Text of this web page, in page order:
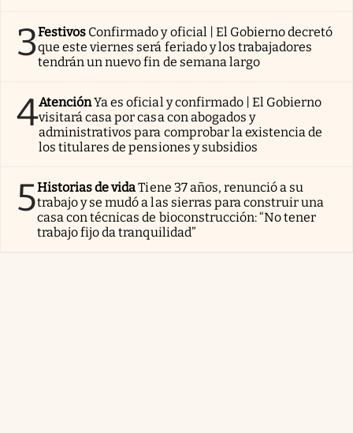
3Festivos Confirmado y oficial | El Gobierno decretó
que este viernes será feriado y los trabajadores
tendrán un nuevo fin de semana largo
4AtenciónYa es oficial y confirmado | El Gobierno
visitará casa por casa con abogados y
administrativos para comprobar la existencia de
los titulares de pensiones y subsidios
5Historias de vidaTiene 37 años, renunció a su
trabajo y se mudó a las sierras para construir una
casa con técnicas de bioconstrucción: “No tener
trabajo fijo da tranquilidad”